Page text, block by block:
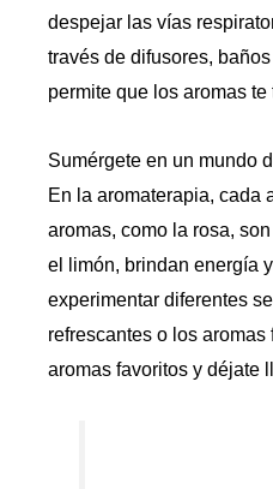
despejar las vías
través de difusores,
permite que los aromas
Sumérgete en un mundo
En la aromaterapia, cada
aromas, como la rosa,
el limón, brindan energía
experimentar diferentes
refrescantes o los
aromas favoritos y déjate